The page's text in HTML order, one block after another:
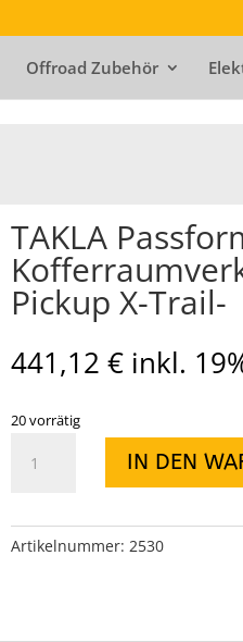
Offroad Zubehör
TAKLA
Pickup X-Trail-
441,12 € inkl.
20 vorrätig
Passform-
Kofferraumverkleidungen
Pickup
IN DEN
Artikelnummer: 2530